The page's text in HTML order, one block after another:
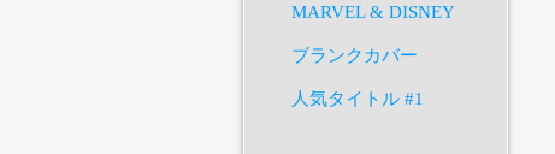
MARVEL & DISNEY
ブランクカバー
人気タイトル #1